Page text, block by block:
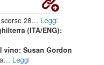
scorso 28… Leggi
(ITA/ENG):
vino: Susan Gordon
Leggi